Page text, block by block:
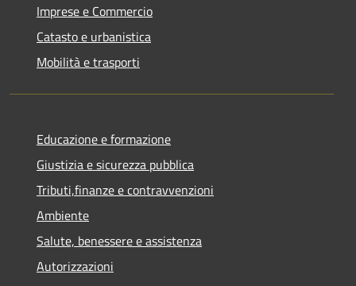
Imprese e Commercio
Catasto e urbanistica
Mobilità e trasporti
Educazione e formazione
Giustizia e sicurezza pubblica
Tributi,finanze e contravvenzioni
Ambiente
Salute, benessere e assistenza
Autorizzazioni